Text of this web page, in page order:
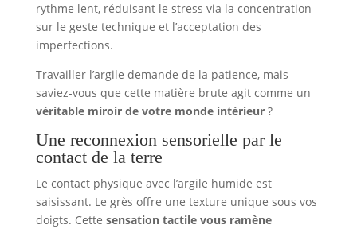
rythme lent, réduisant le stress via la concentration
sur le geste technique et l’acceptation des
imperfections.
Travailler l’argile demande de la patience, mais
saviez-vous que cette matière brute agit comme un
véritable miroir de votre monde intérieur?
Une reconnexion sensorielle par le
contact de la terre
Le contact physique avec l’argile humide est
saisissant. Le grès offre une texture unique sous vos
doigts. Cette sensation tactile vous ramène